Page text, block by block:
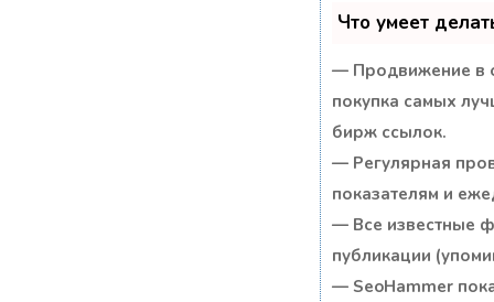
Что умеет
— Продвижение в
покупка самых
бирж ссылок.
— Регулярная
показателям и
— Все известные
публикации
— SeoHammer